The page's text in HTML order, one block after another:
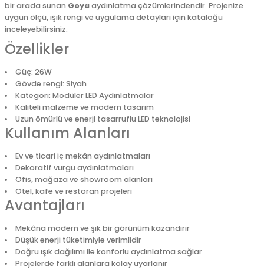
bir arada sunan Goyaaydınlatma çözümlerindendir. Projenize
uygun ölçü, ışık rengi ve uygulama detayları için kataloğu
inceleyebilirsiniz.
Özellikler
Güç: 26W
Gövde rengi: Siyah
Kategori: Modüler LED Aydınlatmalar
Kaliteli malzeme ve modern tasarım
Uzun ömürlü ve enerji tasarruflu LED teknolojisi
Kullanım Alanları
Ev ve ticari iç mekân aydınlatmaları
Dekoratif vurgu aydınlatmaları
Ofis, mağaza ve showroom alanları
Otel, kafe ve restoran projeleri
Avantajları
Mekâna modern ve şık bir görünüm kazandırır
Düşük enerji tüketimiyle verimlidir
Doğru ışık dağılımı ile konforlu aydınlatma sağlar
Projelerde farklı alanlara kolay uyarlanır